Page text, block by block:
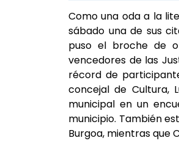
Como una oda a la
sábado una de sus
puso el broche de
vencedores de las
récord de
concejal de Cultura,
municipal en un
municipio. También
Burgoa, mientras que